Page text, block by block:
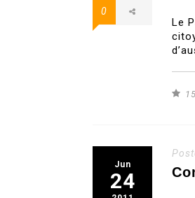
0
Le
Jun
24